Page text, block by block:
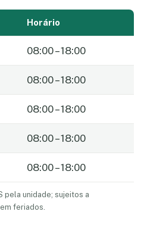
Horário
08:00 – 18:00
08:00 – 18:00
08:00 – 18:00
08:00 – 18:00
08:00 – 18:00
pela unidade; sujeitos a
feriados.